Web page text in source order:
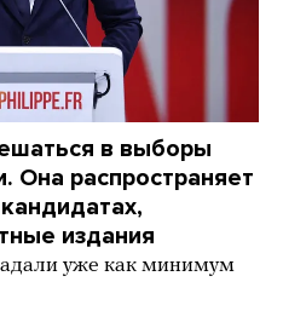
в выборы
Она распространяет
издания
уже как минимум